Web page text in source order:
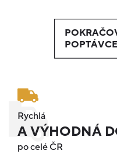
POPTÁVCE
Rychlá
A VÝHODNÁ
po celé ČR